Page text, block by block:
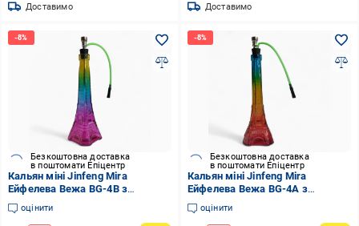
Доставимо Доставимо
Безкоштовна доставка
в поштомати Епіцентр
Кальян міні Jinfeng Mira
Ейфелева Вежа BG-4B з
водяним фільтром (26024818)
оцінити
Безкоштовна доставка
в поштомати Епіцентр
Кальян міні Jinfeng Mira
Ейфелева Вежа BG-4A з
водяним фільтром (26024757)
оцінити